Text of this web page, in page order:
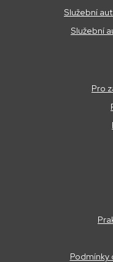
Služební
Služební
Pro
Podmínky